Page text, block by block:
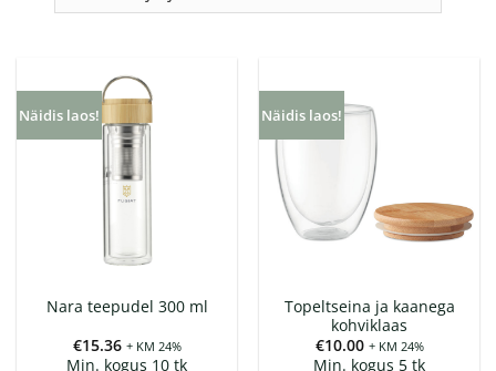
Näidis laos!
Nara teepudel 300 ml
€15.36 + KM 24%
Min. kogus 10 tk
Näidis laos!
Topeltseina ja kaanega
kohviklaas
€10.00 + KM 24%
Min. kogus 5 tk